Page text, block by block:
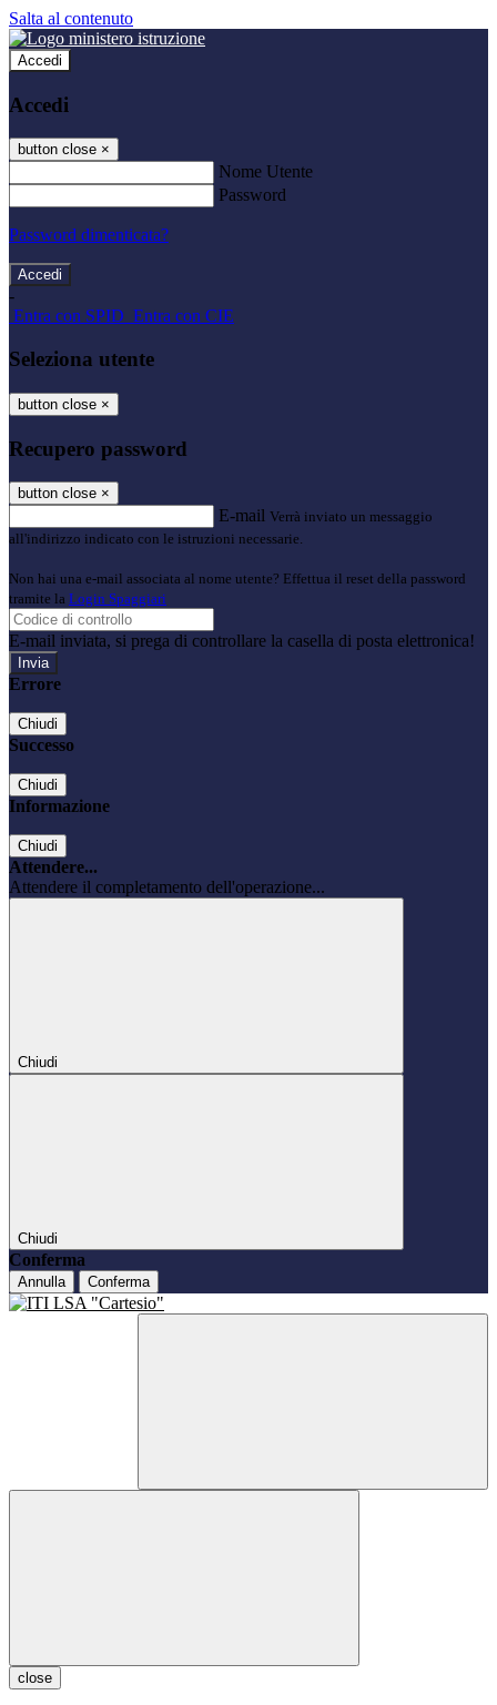
Salta al contenuto
Accedi
Accedi
button close ×
Nome Utente
Password
Password dimenticata?
-
Entra con SPID Entra con CIE
Seleziona utente
button close ×
Recupero password
button close ×
E-mail Verrà inviato un messaggio
all'indirizzo indicato con le istruzioni necessarie.
Non hai una e-mail associata al nome utente? Effettua il reset della password
tramite la Login Spaggiari
E-mail inviata, si prega di controllare la casella di posta elettronica!
Errore
Chiudi
Successo
Chiudi
Informazione
Chiudi
Attendere...
Attendere il completamento dell'operazione...
Chiudi
Chiudi
Conferma
Annulla Conferma
close